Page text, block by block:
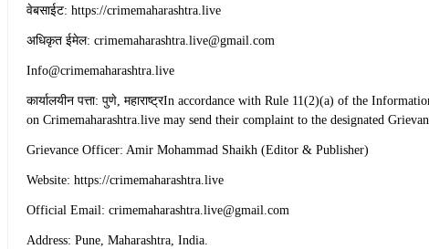
​वेबसाईट: https://crimemaharashtra.live
​अधिकृत ईमेल: crimemaharashtra.live@gmail.com
Info@crimemaharashtra.live
​कार्यालयीन पत्ता: पुणे, महाराष्ट्रIn accordance with Rule 11(2)(a) of the
on Crimemaharashtra.live may send their complaint to the designated
​Grievance Officer: Amir Mohammad Shaikh (Editor & Publisher)
​Website: https://crimemaharashtra.live
​Official Email: crimemaharashtra.live@gmail.com
​Address: Pune, Maharashtra, India.